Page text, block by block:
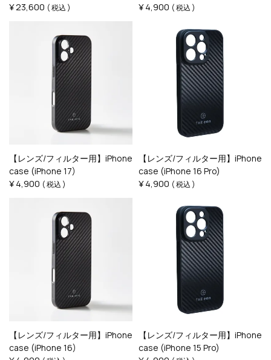
¥23,600 税込 ¥4,900 税込
【レンズ/フィルター用】iPhone
case (iPhone 17)
¥4,900 税込
【レンズ/フィルター用】iPhone
case (iPhone 16 Pro)
¥4,900 税込
【レンズ/フィルター用】iPhone
case (iPhone 16)
【レンズ/フィルター用】iPhone
case (iPhone 15 Pro)